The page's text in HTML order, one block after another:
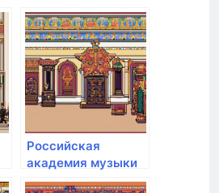
Российская
академия музыки
им. Гнесиных